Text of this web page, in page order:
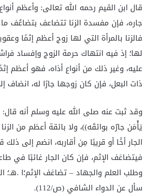
قال ابن القيم رحمه الله تعالى: وأعظم أنواع
جاره، فإن مفسدة الزنا تتضاعف بتضاعُف
فالزنا بالمرأة التي لها زوج أعظم إثمًا
لها؛ إذ فيه انتهاك حرمة الزوج وإفساد
عليه، وغير ذلك من أنواع أذاه، فهو أعظم
ذات البعل، فإن كان زوجها جارًا له، انضاف
وقد ثبت عنه صلى الله عليه وسلم أنه قال:
يَأْمَن جارُه بوائقَه))، ولا بائقة أعظم من
الجار أخًا أو قريبًا مِن أقاربه، انضم إلى ذلك
فيتضاعَف الإثم، فإن كان الجار غائبًا في
وطلب العلم والجهاد – تضاعَف الإثم؛ا .هـ؛
سأل عن الدواء الشافي (ص/112).